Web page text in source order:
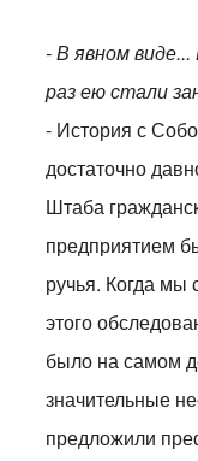
- В явном
раз ею стали
- История с
достаточно
Штаба
предприятием
ручья. Когда мы
этого
было на самом
значительные
предложили